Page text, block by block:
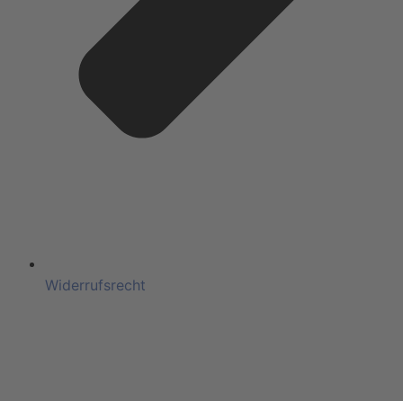
Widerrufsrecht